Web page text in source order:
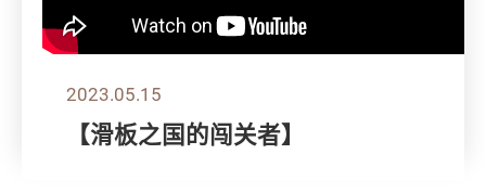
2023.05.15
【滑板之国的闯关者】